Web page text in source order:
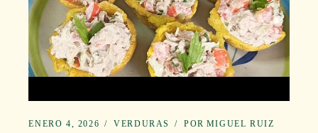
ENERO 4, 2026 VERDURAS POR MIGUEL RUIZ